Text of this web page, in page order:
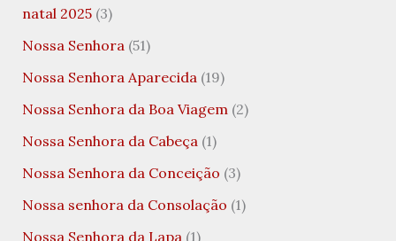
natal 2025(3)
Nossa Senhora(51)
Nossa Senhora Aparecida(19)
Nossa Senhora da Boa Viagem(2)
Nossa Senhora da Cabeça(1)
Nossa Senhora da Conceição (3)
Nossa senhora da Consolação (1)
Nossa Senhora da Lapa(1)